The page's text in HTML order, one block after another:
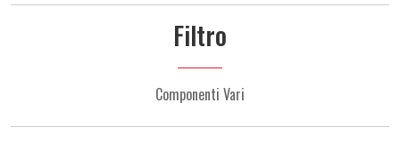
Filtro
Componenti Vari